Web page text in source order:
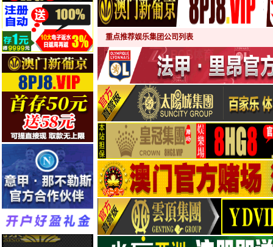
重点推荐娱乐集团公司列表